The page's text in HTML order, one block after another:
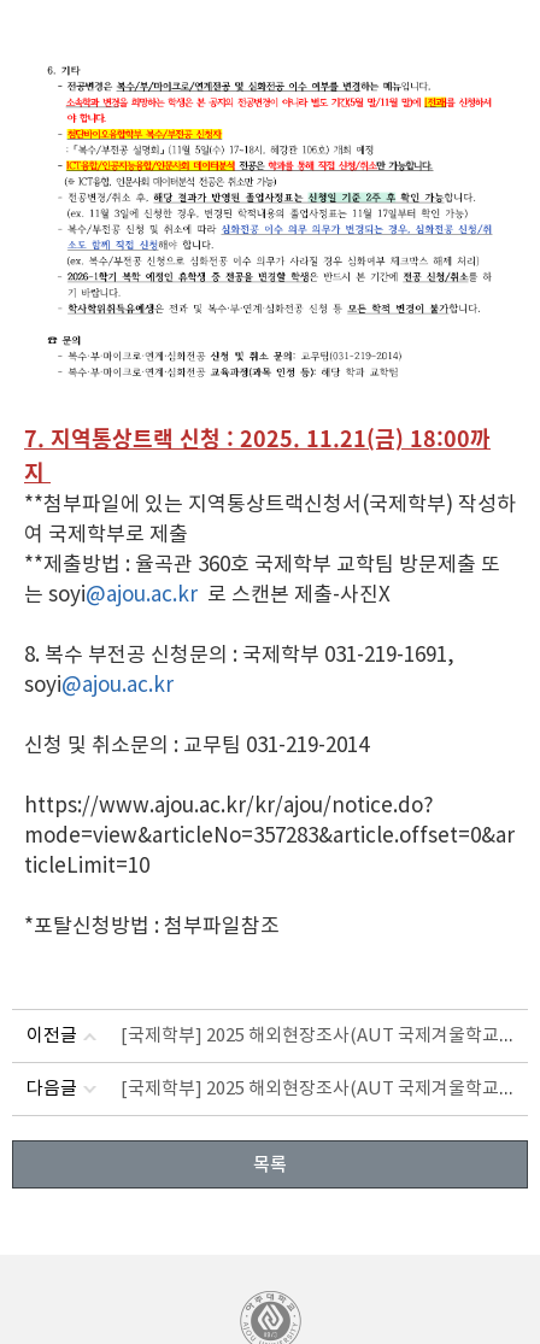
7. 지역통상트랙 신청 : 2025. 11.21(금) 18:00까
지
**첨부파일에 있는 지역통상트랙신청서(국제학부) 작성하
여 국제학부로 제출
**제출방법 : 율곡관 360호 국제학부 교학팀 방문제출 또
는 soyi@ajou.ac.kr 로 스캔본 제출-사진X
8. 복수 부전공 신청문의 : 국제학부 031-219-1691,
soyi@ajou.ac.kr
신청 및 취소문의 : 교무팀 031-219-2014
https://www.ajou.ac.kr/kr/ajou/notice.do?
mode=view&articleNo=357283&article.offset=0&ar
ticleLimit=10
*포탈신청방법 : 첨부파일참조
이전글 [국제학부] 2025 해외현장조사(AUT 국제겨울학교) 참가자 모집 공고
다음글 [국제학부] 2025 해외현장조사(AUT 국제겨울학교) 참가자 추가모집 공고
목록